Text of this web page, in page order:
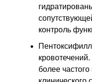
контроль
более